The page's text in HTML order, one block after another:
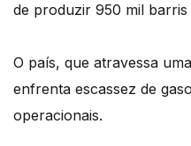
de produzir 950 mil barris
O país, que atravessa
enfrenta escassez de
operacionais.